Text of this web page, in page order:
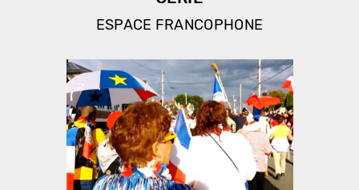
ESPACE FRANCOPHONE